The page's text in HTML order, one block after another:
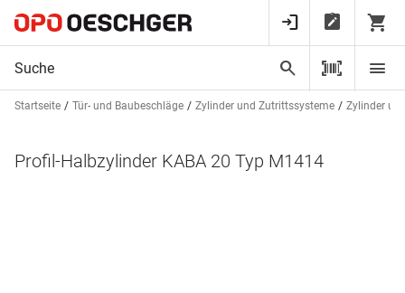
Startseite Tür- und Baubeschläge Zylinder und Zutrittssysteme Zylinder
Profil-Halbzylinder KABA 20 Typ M1414